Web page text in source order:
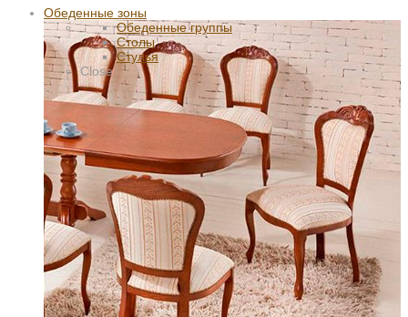
Обеденные зоны
Обеденные группы
Столы
Стулья
Close